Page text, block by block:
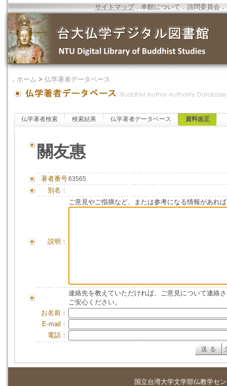
サイトマップ．本館について ．諮問委員会 ．
． ホーム > 仏学著者データベース
仏学著者検索 検索結果 仏学著者データベース 資料改正
關友惠
著者番号63565
別名：
説明：
ご意見やご指摘など、または参考になる情報があれ
連絡先を教えていただければ、ご意見について連絡
ご安心ください。
お名前：
E-mail：
電話：
国立台湾大学文学部仏教学セ